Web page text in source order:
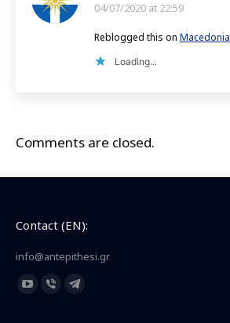
says:
04/07/2020 at 22:59
Reblogged this on
Loading...
Comments are closed.
Contact (EN):
info@antepithesi.gr
Find us on:
YouTubeViberTelegram